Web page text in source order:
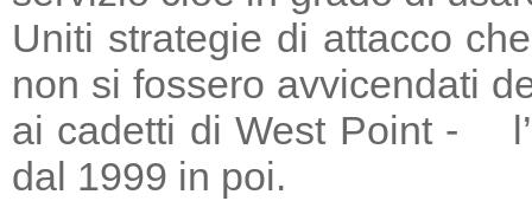
Uniti strategie di attacco
non si fossero avvicendati
ai cadetti di West Point - l’
dal 1999 in poi.